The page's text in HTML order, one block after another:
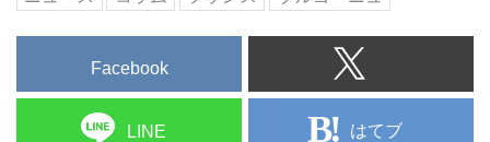
Facebook
LINE はてブ